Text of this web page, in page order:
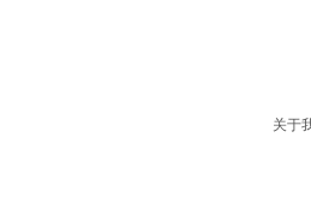
关于